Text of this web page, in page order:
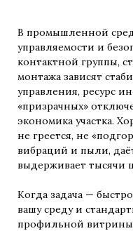
В промышленной
управляемости и
контактной группы,
монтажа зависят
управления, ресурс
«призрачных»
экономика участка.
не греется, не
вибраций и пыли,
выдерживает тысячи
Когда задача —
вашу среду и
профильной витрины